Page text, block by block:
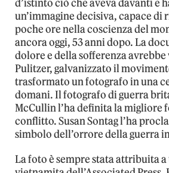
d’istinto ciò che aveva davanti e
un’immagine decisiva, capace di
poche ore nella coscienza del
ancora oggi, 53 anni dopo. La
dolore e della sofferenza
Pulitzer, galvanizzato il
trasformato un fotografo in una
domani. Il fotografo di guerra
McCullin l’ha definita la migliore
conflitto. Susan Sontag l’ha
simbolo dell’orrore della guerra
La foto è sempre stata attribuita